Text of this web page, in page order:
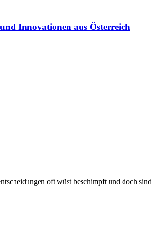
Innovationen aus Österreich
oft wüst beschimpft und doch